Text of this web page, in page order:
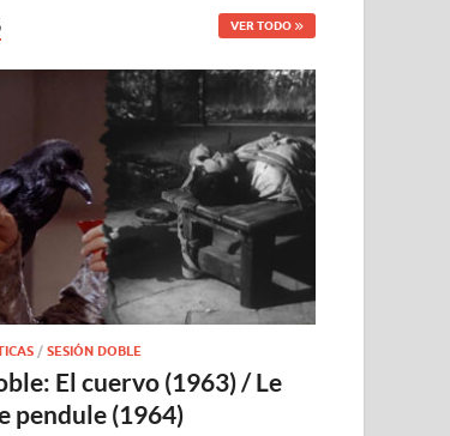
VER TODO
/SESIÓN DOBLE
El cuervo (1963) / Le
pendule (1964)